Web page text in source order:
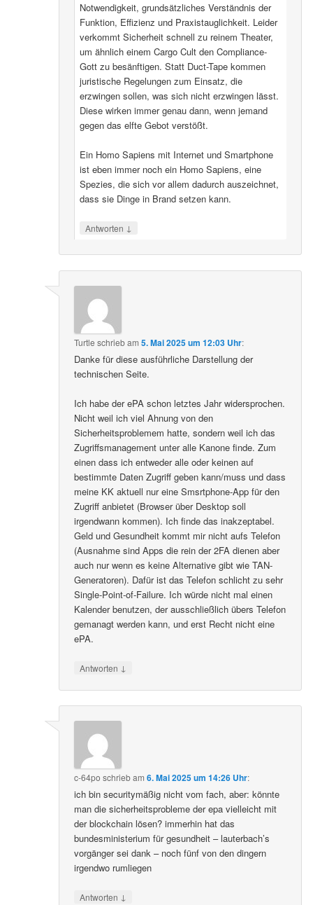
Notwendigkeit, grundsätzliches Verständnis der
Funktion, Effizienz und Praxistauglichkeit. Leider
verkommt Sicherheit schnell zu reinem Theater,
um ähnlich einem Cargo Cult den Compliance-
Gott zu besänftigen. Statt Duct-Tape kommen
juristische Regelungen zum Einsatz, die
erzwingen sollen, was sich nicht erzwingen lässt.
Diese wirken immer genau dann, wenn jemand
gegen das elfte Gebot verstößt.
Ein Homo Sapiens mit Internet und Smartphone
ist eben immer noch ein Homo Sapiens, eine
Spezies, die sich vor allem dadurch auszeichnet,
dass sie Dinge in Brand setzen kann.
Antworten ↓
Turtle schriebam5. Mai 2025 um 12:03 Uhr:
Danke für diese ausführliche Darstellung der
technischen Seite.
Ich habe der ePA schon letztes Jahr widersprochen.
Nicht weil ich viel Ahnung von den
Sicherheitsproblemem hatte, sondern weil ich das
Zugriffsmanagement unter alle Kanone finde. Zum
einen dass ich entweder alle oder keinen auf
bestimmte Daten Zugriff geben kann/muss und dass
meine KK aktuell nur eine Smsrtphone-App für den
Zugriff anbietet (Browser über Desktop soll
irgendwann kommen). Ich finde das inakzeptabel.
Geld und Gesundheit kommt mir nicht aufs Telefon
(Ausnahme sind Apps die rein der 2FA dienen aber
auch nur wenn es keine Alternative gibt wie TAN-
Generatoren). Dafür ist das Telefon schlicht zu sehr
Single-Point-of-Failure. Ich würde nicht mal einen
Kalender benutzen, der ausschließlich übers Telefon
gemanagt werden kann, und erst Recht nicht eine
ePA.
Antworten ↓
c-64po schriebam6. Mai 2025 um 14:26 Uhr:
ich bin securitymäßig nicht vom fach, aber: könnte
man die sicherheitsprobleme der epa vielleicht mit
der blockchain lösen? immerhin hat das
bundesministerium für gesundheit – lauterbach’s
vorgänger sei dank – noch fünf von den dingern
irgendwo rumliegen
Antworten ↓